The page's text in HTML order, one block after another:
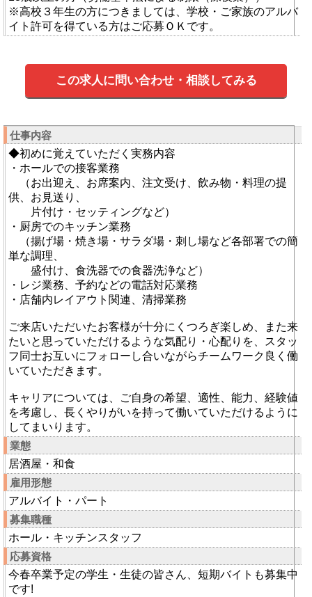
※高校３年生の方につきましては、学校・ご家族のアルバ
イト許可を得ている方はご応募ＯＫです。
この求人に問い合わせ・相談してみる
仕事内容
◆初めに覚えていただく実務内容
・ホールでの接客業務
（お出迎え、お席案内、注文受け、飲み物・料理の提
供、お見送り、
片付け・セッティングなど）
・厨房でのキッチン業務
（揚げ場・焼き場・サラダ場・刺し場など各部署での簡
単な調理、
盛付け、食洗器での食器洗浄など）
・レジ業務、予約などの電話対応業務
・店舗内レイアウト関連、清掃業務
ご来店いただいたお客様が十分にくつろぎ楽しめ、また来
たいと思っていただけるような気配り・心配りを、スタッ
フ同士お互いにフォローし合いながらチームワーク良く働
いていただきます。
キャリアについては、ご自身の希望、適性、能力、経験値
を考慮し、長くやりがいを持って働いていただけるように
してまいります。
業態
居酒屋・和食
雇用形態
アルバイト・パート
募集職種
ホール・キッチンスタッフ
応募資格
今春卒業予定の学生・生徒の皆さん、短期バイトも募集中
です!